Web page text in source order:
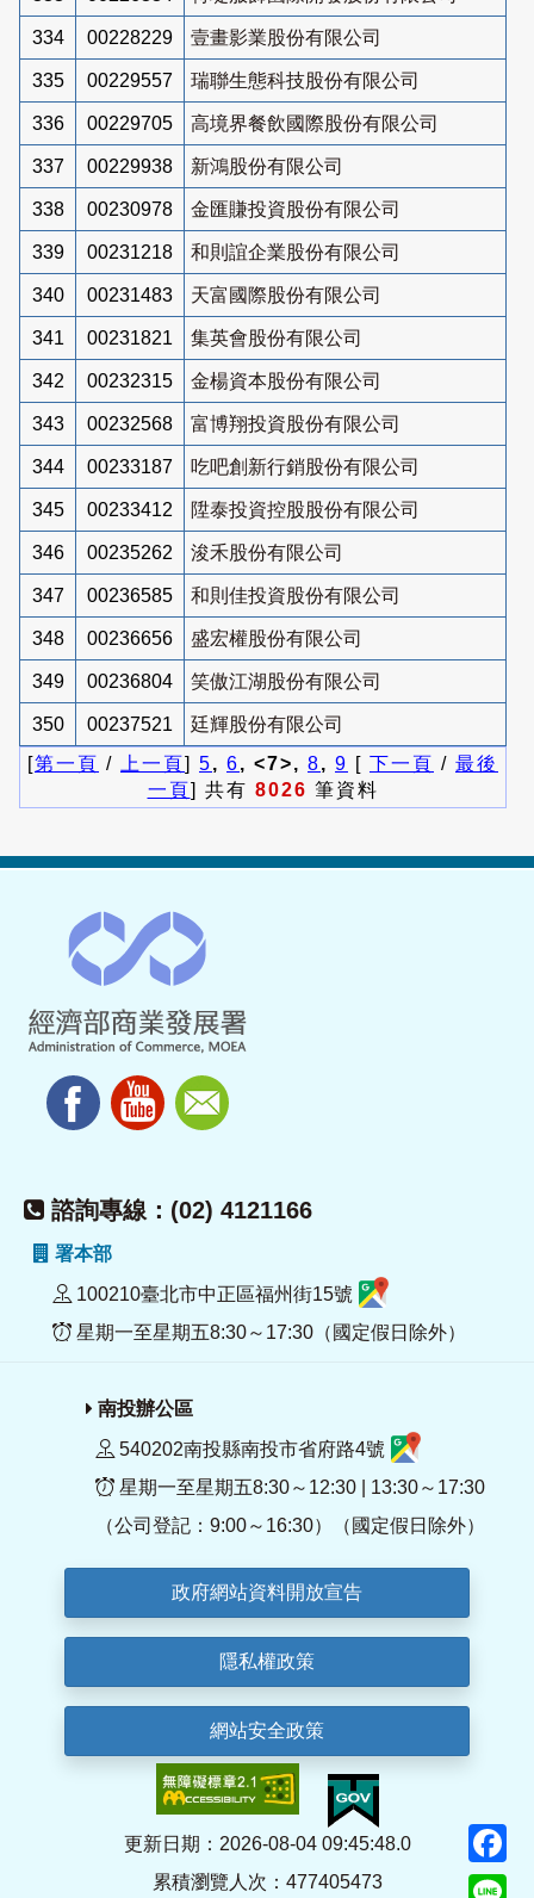
334 00228229 壹畫影業股份有限公司
335 00229557 瑞聯生態科技股份有限公司
336 00229705 高境界餐飲國際股份有限公司
337 00229938 新鴻股份有限公司
338 00230978 金匯賺投資股份有限公司
339 00231218 和則誼企業股份有限公司
340 00231483 天富國際股份有限公司
341 00231821 集英會股份有限公司
342 00232315 金楊資本股份有限公司
343 00232568 富博翔投資股份有限公司
344 00233187 吃吧創新行銷股份有限公司
345 00233412 陞泰投資控股股份有限公司
346 00235262 浚禾股份有限公司
347 00236585 和則佳投資股份有限公司
348 00236656 盛宏權股份有限公司
349 00236804 笑傲江湖股份有限公司
350 00237521
廷輝股份有限公司
[第一頁 / 上一頁] 5, 6, <7>, 8, 9 [ 下一頁 / 最後
一頁] 共有 8026 筆資料
諮詢專線：(02) 4121166
署本部
100210臺北市中正區福州街15號
星期一至星期五8:30～17:30（國定假日除外）
南投辦公區
540202南投縣南投市省府路4號
星期一至星期五8:30～12:30 | 13:30～17:30
（公司登記：9:00～16:30）（國定假日除外）
政府網站資料開放宣告
隱私權政策
網站安全政策
更新日期：2026-08-04 09:45:48.0
累積瀏覽人次：477405473